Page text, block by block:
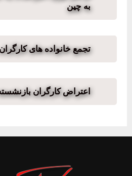
به چین
تجمع خانواده های
اعتراض کارگران